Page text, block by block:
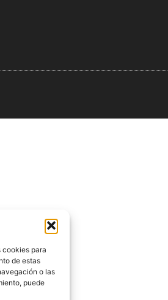
cookies para
de estas
o las
puede